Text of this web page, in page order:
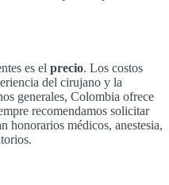
es el precio. Los costos
del cirujano y la
generales, Colombia ofrece
recomendamos solicitar
honorarios médicos, anestesia,